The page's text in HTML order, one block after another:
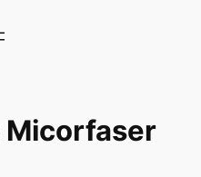
Micorfaser